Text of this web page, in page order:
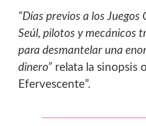
“Días previos a los
Seúl, pilotos y mecánicos
para desmantelar una
dinero” relata la sinopsis
Efervescente”.